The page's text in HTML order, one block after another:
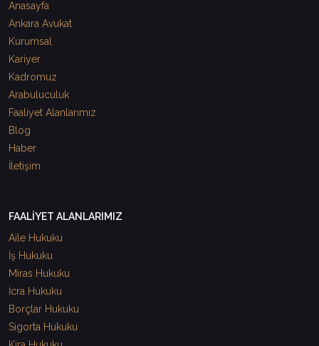
Anasayfa
Ankara Avukat
Kurumsal
Kariyer
Kadromuz
Arabuluculuk
Faaliyet Alanlarımız
Blog
Haber
İletişim
FAALİYET ALANLARIMIZ
Aile Hukuku
İş Hukuku
Miras Hukuku
İcra Hukuku
Borçlar Hukuku
Sigorta Hukuku